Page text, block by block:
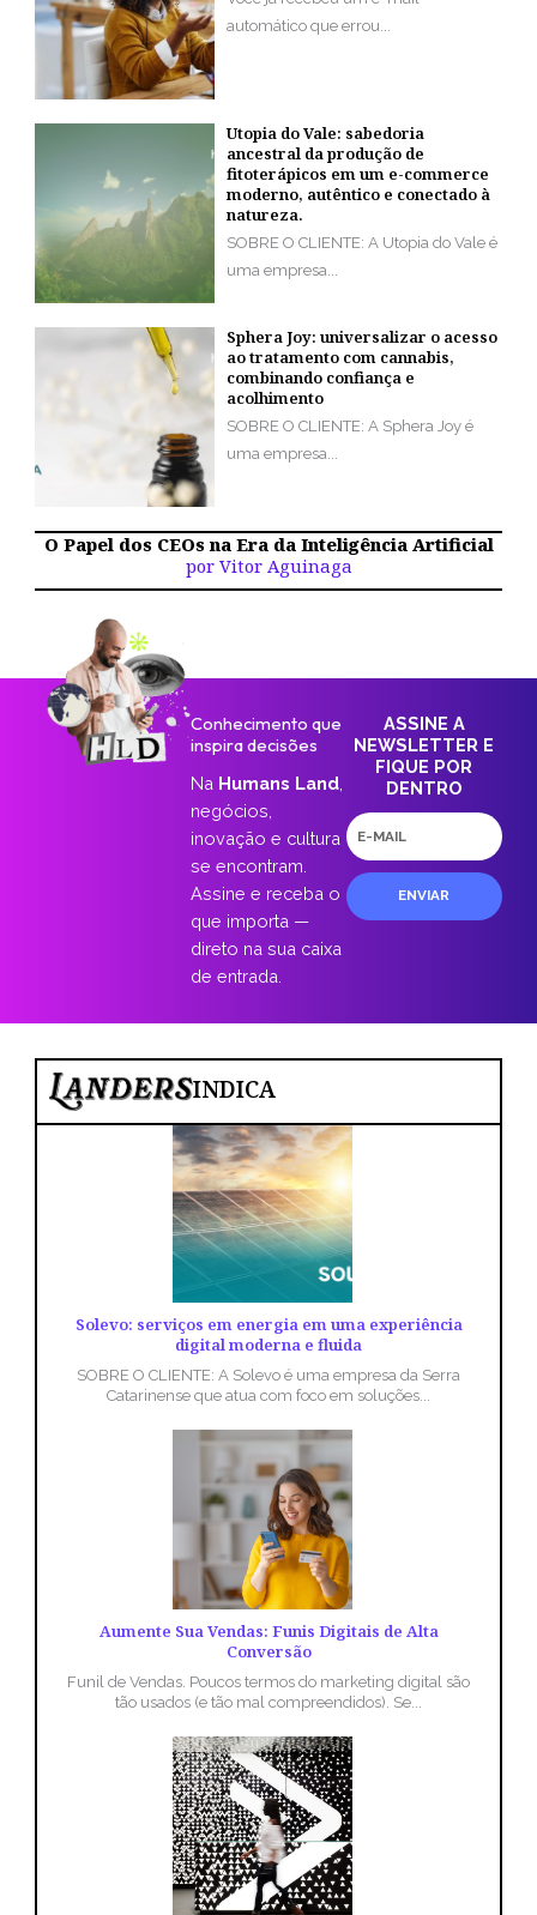
automático que errou...
Utopia do Vale: sabedoria
ancestral da produção de
fitoterápicos em um e-commerce
moderno, autêntico e conectado à
natureza.
SOBRE O CLIENTE: A Utopia do Vale é
uma empresa...
Sphera Joy: universalizar o acesso
ao tratamento com cannabis,
combinando confiança e
acolhimento
SOBRE O CLIENTE: A Sphera Joy é
uma empresa...
O Papel dos CEOs na Era da Inteligência Artificial
por Vitor Aguinaga
Conhecimento que
inspira decisões
Na Humans Land
negócios,
inovação e cultura
se encontram.
Assine e receba o
que importa —
direto na sua caixa
de entrada.
ASSINE A
NEWSLETTER E
FIQUE POR
DENTRO
E-
mail
ENVIAR
INDICA
Solevo: serviços em energia em uma experiência
digital moderna e fluida
SOBRE O CLIENTE: A Solevo é uma empresa da Serra
Catarinense que atua com foco em soluções...
Aumente Sua Vendas: Funis Digitais de Alta
Conversão
Funil de Vendas. Poucos termos do marketing digital são
tão usados (e tão mal compreendidos). Se...